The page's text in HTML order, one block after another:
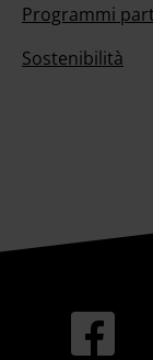
Programmi
Sostenibilità